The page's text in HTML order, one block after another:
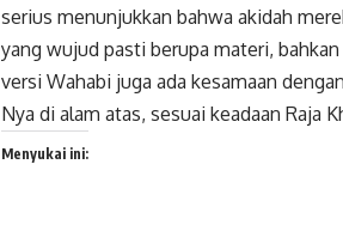
serius menunjukkan bahwa akidah
yang wujud pasti berupa materi,
versi Wahabi juga ada kesamaan
Nya di alam atas, sesuai keadaan Raja
Menyukai ini: